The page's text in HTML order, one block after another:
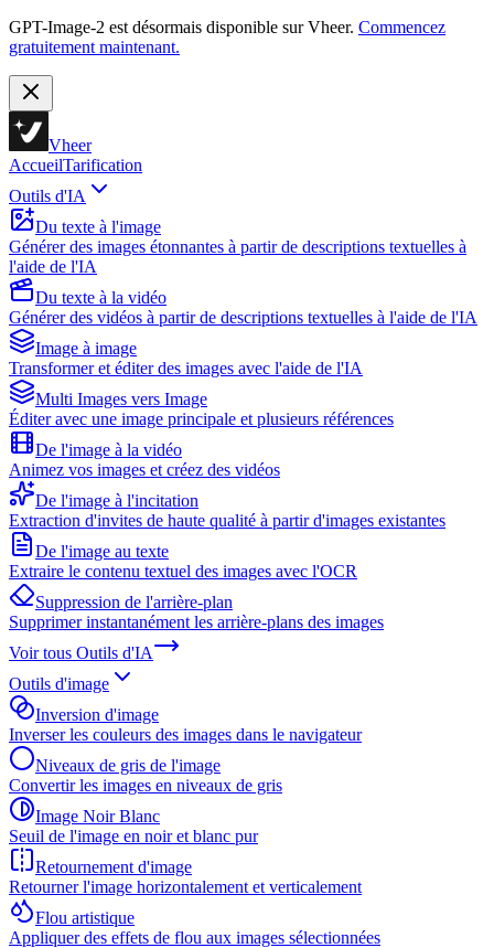
GPT-Image-2 est désormais disponible sur Vheer. Commencez
gratuitement maintenant.
Vheer
AccueilTarification
Outils d'IA
Du texte à l'image
Générer des images étonnantes à partir de descriptions textuelles à
l'aide de l'IA
Du texte à la vidéo
Générer des vidéos à partir de descriptions textuelles à l'aide de l'IA
Image à image
Transformer et éditer des images avec l'aide de l'IA
Multi Images vers Image
Éditer avec une image principale et plusieurs références
De l'image à la vidéo
Animez vos images et créez des vidéos
De l'image à l'incitation
Extraction d'invites de haute qualité à partir d'images existantes
De l'image au texte
Extraire le contenu textuel des images avec l'OCR
Suppression de l'arrière-plan
Supprimer instantanément les arrière-plans des images
Voir tous Outils d'IA
Outils d'image
Inversion d'image
Inverser les couleurs des images dans le navigateur
Niveaux de gris de l'image
Convertir les images en niveaux de gris
Image Noir Blanc
Seuil de l'image en noir et blanc pur
Retournement d'image
Retourner l'image horizontalement et verticalement
Flou artistique
Appliquer des effets de flou aux images sélectionnées